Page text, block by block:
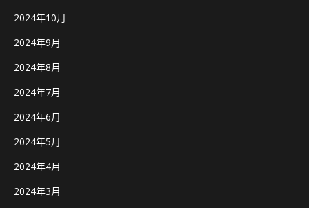
2024年10月
2024年9月
2024年8月
2024年7月
2024年6月
2024年5月
2024年4月
2024年3月